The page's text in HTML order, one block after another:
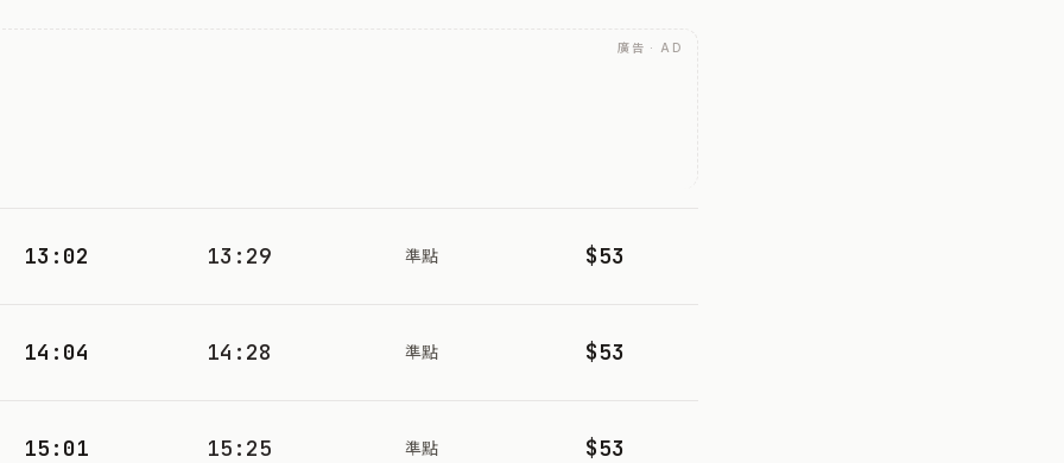
廣告 · AD
13:02 13:29 準點 $53
14:04 14:28 準點 $53
15:01 15:25 準點 $53